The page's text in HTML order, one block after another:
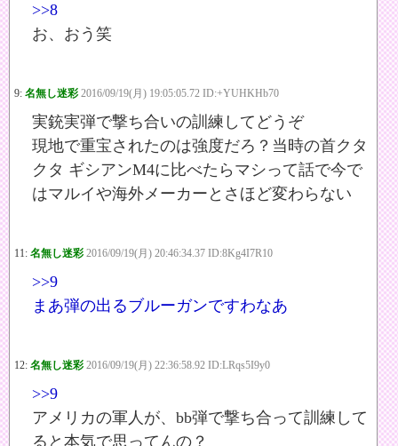
>>8
お、おう笑
9: 名無し迷彩 2016/09/19(月) 19:05:05.72 ID:+YUHKHb70
実銃実弾で撃ち合いの訓練してどうぞ
現地で重宝されたのは強度だろ？当時の首クタ
クタ ギシアンM4に比べたらマシって話で今で
はマルイや海外メーカーとさほど変わらない
11: 名無し迷彩 2016/09/19(月) 20:46:34.37 ID:8Kg4I7R10
>>9
まあ弾の出るブルーガンですわなあ
12: 名無し迷彩 2016/09/19(月) 22:36:58.92 ID:LRqs5I9y0
>>9
アメリカの軍人が、bb弾で撃ち合って訓練して
ると本気で思ってんの？